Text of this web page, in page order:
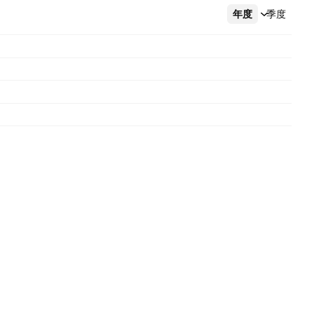
年度 季度
更多